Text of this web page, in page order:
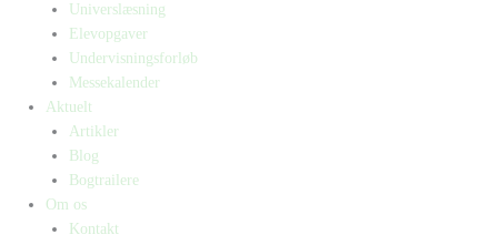
Universlæsning
Elevopgaver
Undervisningsforløb
Messekalender
Aktuelt
Artikler
Blog
Bogtrailere
Om os
Kontakt